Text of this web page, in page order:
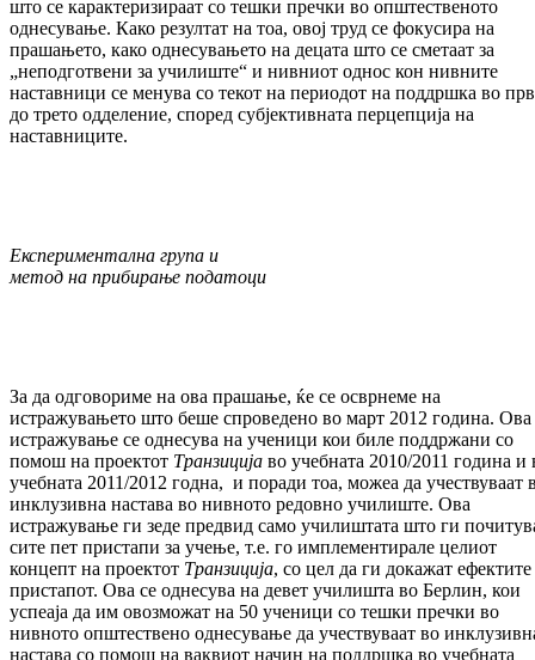
што се карактеризираат со тешки пречки во општественото
однесување. Како резултат на тоа, овој труд се фокусира на
прашањето, како однесувањето на децата што се сметаат за
„неподготвени за училиште“ и нивниот однос кон нивните
наставници се менува со текот на периодот на поддршка во
до трето одделение, според субјективната перцепција на
наставниците.
Експериментална група и
метод на прибирање податоци
За да одговориме на ова прашање, ќе се осврнеме на
истражувањето што беше спроведено во март 2012 година. Ова
истражување се однесува на ученици кои биле поддржани со
помош на проектот Транзиција во учебната 2010/2011 година и
учебната 2011/2012 годна, и поради тоа, можеа да учествуваат
инклузивна настава во нивното редовно училиште. Ова
истражување ги зеде предвид само училиштата што ги
сите пет пристапи за учење, т.е. го имплементирале целиот
концепт на проектот Транзиција, со цел да ги докажат
пристапот. Ова се однесува на девет училишта во Берлин, кои
успеаја да им овозможат на 50 ученици со тешки пречки во
нивното општествено однесување да учествуваат во
настава со помош на ваквиот начин на поддршка во учебната